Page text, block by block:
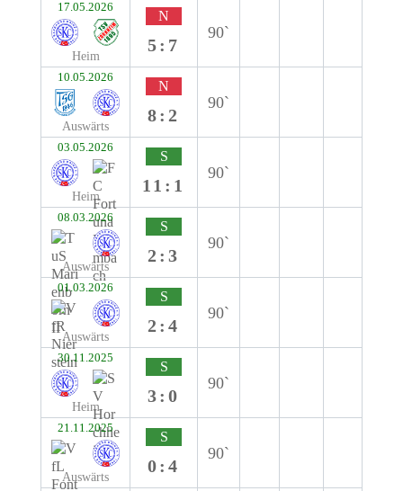
17.05.2026
Heim
N
5:7
90`
10.05.2026
Auswärts
N
8:2
90`
03.05.2026
Heim
S
11:1
90`
08.03.2026
Auswärts
S
2:3
90`
01.03.2026
Auswärts
S
2:4
90`
30.11.2025
Heim
S
3:0
90`
21.11.2025
Auswärts
S
0:4
90`